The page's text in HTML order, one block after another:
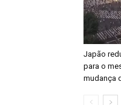
Japão
para o
mudança